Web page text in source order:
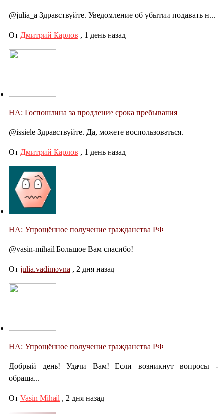
@julia_a Здравствуйте. Уведомление об убытии подавать н...
От Дмитрий Карлов , 1 день назад
НА: Госпошлина за продление срока пребывания
@issiele Здравствуйте. Да, можете воспользоваться.
От Дмитрий Карлов , 1 день назад
НА: Упрощённое получение гражданства РФ
@vasin-mihail Большое Вам спасибо!
От julia.vadimovna , 2 дня назад
НА: Упрощённое получение гражданства РФ
Добрый день! Удачи Вам! Если возникнут вопросы -
обраща...
От Vasin Mihail , 2 дня назад